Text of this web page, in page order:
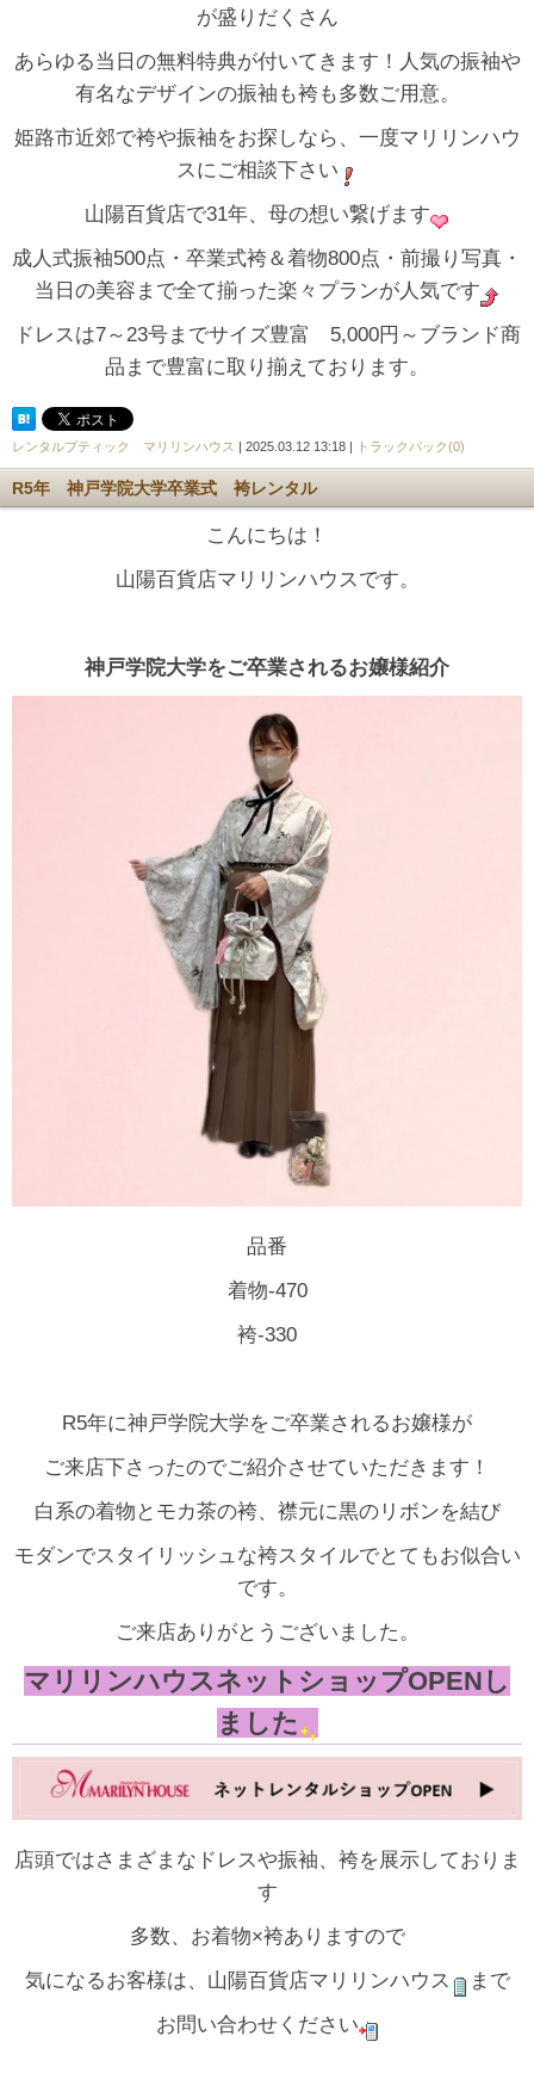
が盛りだくさん
あらゆる当日の無料特典が付いてきます！人気の振袖や
有名なデザインの振袖も袴も多数ご用意。
姫路市近郊で袴や振袖をお探しなら、一度マリリンハウ
スにご相談下さい
山陽百貨店で31年、母の想い繋げます
成人式振袖500点・卒業式袴＆着物800点・前撮り写真・
当日の美容まで全て揃った楽々プランが人気です
ドレスは7～23号までサイズ豊富 5,000円～ブランド商
品まで豊富に取り揃えております。
レンタルブティック マリリンハウス | 2025.03.12 13:18 | トラックバック(0)
R5年 神戸学院大学卒業式 袴レンタル
こんにちは！
山陽百貨店マリリンハウスです。
神戸学院大学をご卒業されるお嬢様紹介
品番
着物-470
袴-330
R5年に神戸学院大学をご卒業されるお嬢様が
ご来店下さったのでご紹介させていただきます！
白系の着物とモカ茶の袴、襟元に黒のリボンを結び
モダンでスタイリッシュな袴スタイルでとてもお似合い
です。
ご来店ありがとうございました。
マリリンハウスネットショップOPENし
ました
店頭ではさまざまなドレスや振袖、袴を展示しておりま
す
多数、お着物×袴ありますので
気になるお客様は、山陽百貨店マリリンハウス
まで
お問い合わせください